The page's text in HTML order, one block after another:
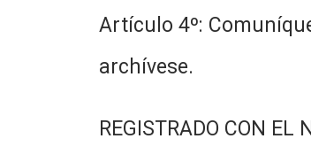
Artículo 4º:
archívese.
REGISTRADO CON EL